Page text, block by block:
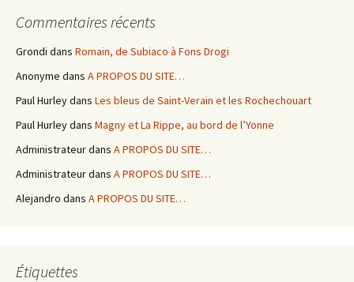
Commentaires récents
Grondi dans Romain, de Subiaco à Fons Drogi
Anonyme dans A PROPOS DU SITE…
Paul Hurleydans Les bleus de Saint-Verain et les Rochechouart
Paul Hurleydans Magny et La Rippe, au bord de l’Yonne
Administrateurdans A PROPOS DU SITE…
Administrateurdans A PROPOS DU SITE…
Alejandro dans A PROPOS DU SITE…
Étiquettes